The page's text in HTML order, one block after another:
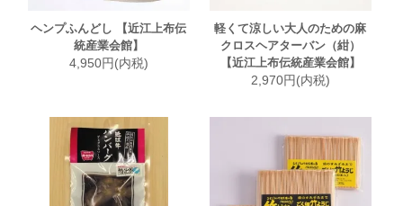
ヘンプふんどし 【近江上布伝
統産業会館】
4,950円(内税)
軽くて涼しい大人のための麻
クロスヘアターバン（紺）
【近江上布伝統産業会館】
2,970円(内税)